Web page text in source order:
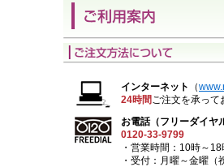
インターネット （
24時間ご注文を承って
お電話（フリーダイヤ
0120-33-9799
・営業時間：10時～18
・受付：月曜～金曜（